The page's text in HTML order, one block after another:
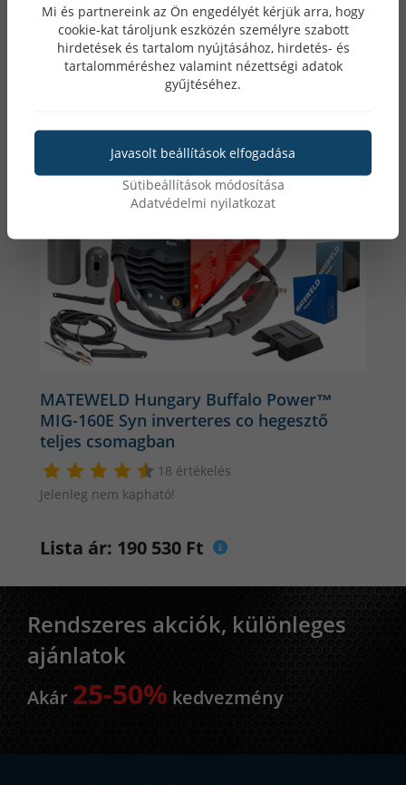
Lista ár: 110 490 Ft
MATEWELD Hungary Buffalo Power™
MIG-160E Syn inverteres co hegesztő
teljes csomagban
18 értékelés
Jelenleg nem kapható!
Lista ár: 190 530 Ft
Rendszeres akciók, különleges
ajánlatok
Akár 25-50% kedvezmény
Mi és partnereink az Ön engedélyét kérjük arra, hogy
cookie-kat tároljunk eszközén személyre szabott
hirdetések és tartalom nyújtásához, hirdetés- és
tartalomméréshez valamint nézettségi adatok
gyűjtéséhez.
Javasolt beállítások elfogadása
Sütibeállítások módosítása
Adatvédelmi nyilatkozat